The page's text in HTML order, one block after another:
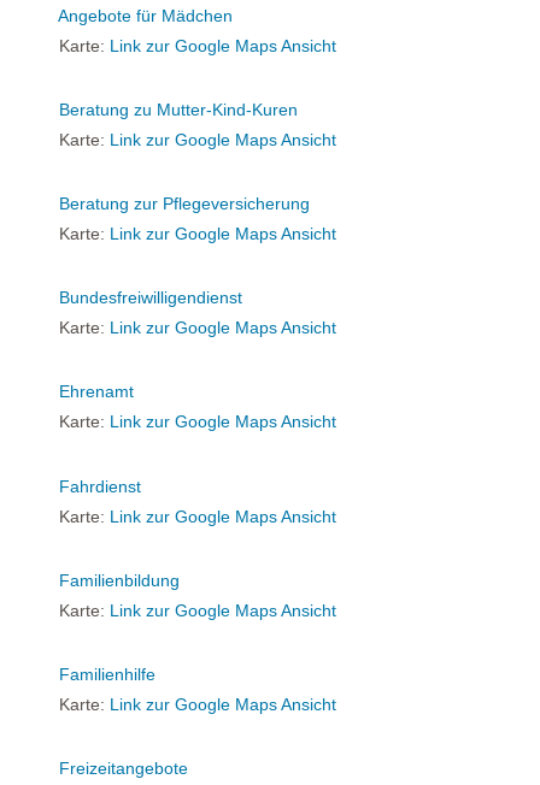
Angebote für Mädchen
Karte: Link zur Google Maps Ansicht
Beratung zu Mutter-Kind-Kuren
Karte: Link zur Google Maps Ansicht
Beratung zur Pflegeversicherung
Karte: Link zur Google Maps Ansicht
Bundesfreiwilligendienst
Karte: Link zur Google Maps Ansicht
Ehrenamt
Karte: Link zur Google Maps Ansicht
Fahrdienst
Karte: Link zur Google Maps Ansicht
Familienbildung
Karte: Link zur Google Maps Ansicht
Familienhilfe
Karte: Link zur Google Maps Ansicht
Freizeitangebote